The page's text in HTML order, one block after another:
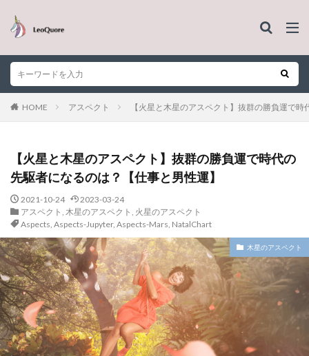
HOME アスペクト 【火星と木星のアスペクト】抜群の勝負運で
【火星と木星のアスペクト】抜群の勝負運で時代の
先駆者になるのは？【仕事と男性運】
2021-10-24
2023-03-24
アスペクト , 木星のアスペクト , 火星のアスペクト
Aspects, Aspects-Jupyter, Aspects-Mars, NatalChart
木星のアスペクト